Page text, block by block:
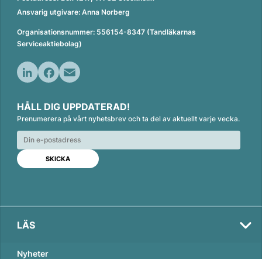
Ansvarig utgivare: Anna Norberg
Organisationsnummer: 556154-8347 (Tandläkarnas
Serviceaktiebolag)
n
k
e
d
n
c
e
b
o
o
k
a
i
l
HÅLL DIG UPPDATERAD!
Prenumerera på vårt nyhetsbrev och ta del av aktuellt varje vecka.
LÄS
Nyheter